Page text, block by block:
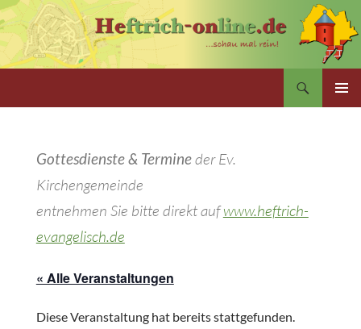
Zum
Inhalt
springen
Gottesdienste & Termineder Ev.
Kirchengemeinde
entnehmen Sie bitte direkt aufwww.heftrich-
evangelisch.de
« Alle Veranstaltungen
Diese Veranstaltung hat bereits stattgefunden.